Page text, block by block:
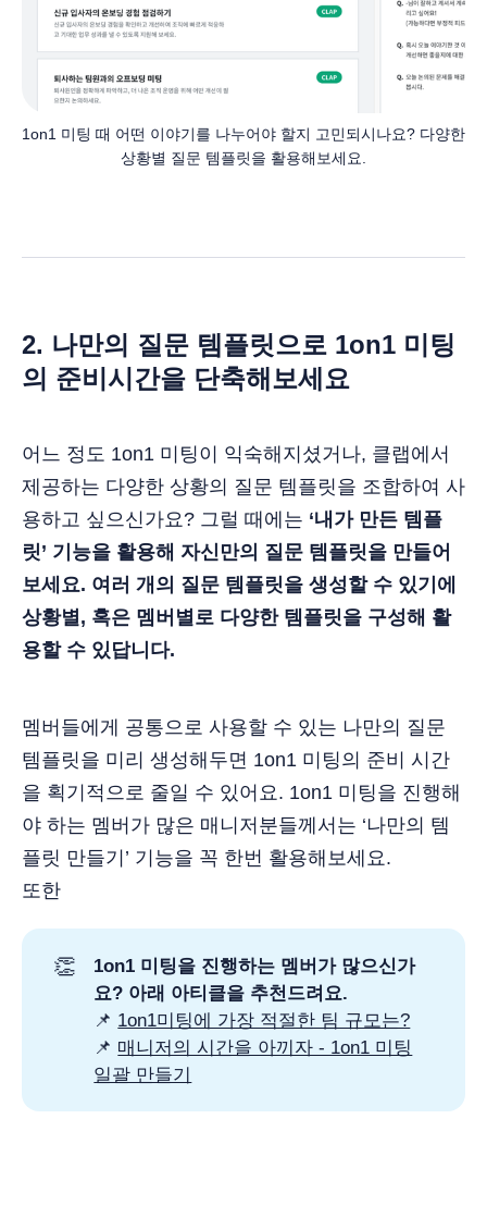
1on1 미팅 때 어떤 이야기를 나누어야 할지 고민되시나요? 다양한
상황별 질문 템플릿을 활용해보세요.
2. 나만의 질문 템플릿으로 1on1 미팅
의 준비시간을 단축해보세요
어느 정도 1on1 미팅이 익숙해지셨거나, 클랩에서
제공하는 다양한 상황의 질문 템플릿을 조합하여 사
용하고 싶으신가요? 그럴 때에는 ‘내가 만든 템플
릿’ 기능을 활용해 자신만의 질문 템플릿을 만들어
보세요. 여러 개의 질문 템플릿을 생성할 수 있기에
상황별, 혹은 멤버별로 다양한 템플릿을 구성해 활
용할 수 있답니다.
멤버들에게 공통으로 사용할 수 있는 나만의 질문
템플릿을 미리 생성해두면 1on1 미팅의 준비 시간
을 획기적으로 줄일 수 있어요. 1on1 미팅을 진행해
야 하는 멤버가 많은 매니저분들께서는 ‘나만의 템
플릿 만들기’ 기능을 꼭 한번 활용해보세요.
또한
👏
1on1 미팅을 진행하는 멤버가 많으신가
요? 아래 아티클을 추천드려요.
📌 1on1미팅에 가장 적절한 팀 규모는?
📌 매니저의 시간을 아끼자 - 1on1 미팅
일괄 만들기